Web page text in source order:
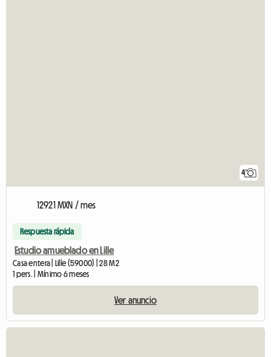
4
12921 MXN / mes
Respuesta rápida
Estudio amueblado en Lille
Casa entera | Lille (59000) | 28 M2
1 pers. | Mínimo 6 meses
Ver anuncio